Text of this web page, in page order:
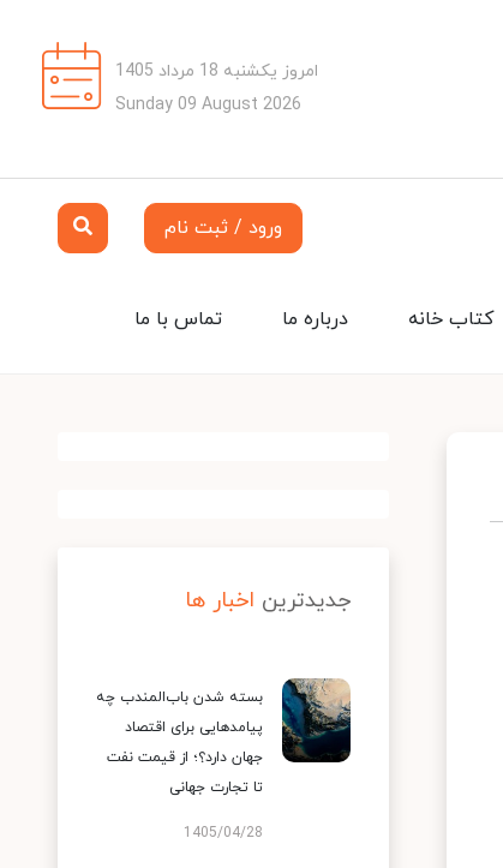
امروز یکشنبه 18 مرداد 1405
Sunday 09 August 2026
ورود / ثبت نام
تماس با ما درباره ما کتاب خانه
جدیدترین اخبار ها
بسته شدن باب‌المندب چه
پیامدهایی برای اقتصاد
جهان دارد؟؛ از قیمت نفت
تا تجارت جهانی
1405/04/28